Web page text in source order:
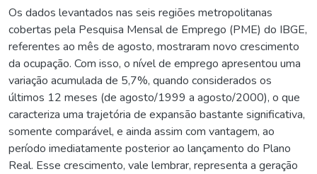
Os dados levantados nas seis regiões metropolitanas
cobertas pela Pesquisa Mensal de Emprego (PME) do IBGE,
referentes ao mês de agosto, mostraram novo crescimento
da ocupação. Com isso, o nível de emprego apresentou uma
variação acumulada de 5,7%, quando considerados os
últimos 12 meses (de agosto/1999 a agosto/2000), o que
caracteriza uma trajetória de expansão bastante significativa,
somente comparável, e ainda assim com vantagem, ao
período imediatamente posterior ao lançamento do Plano
Real. Esse crescimento, vale lembrar, representa a geração